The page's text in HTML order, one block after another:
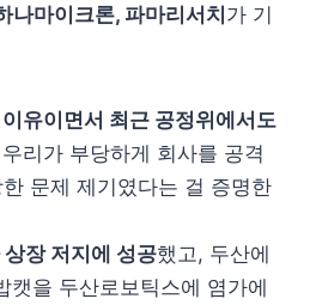
나마이크론, 파마리서치가 기
유이면서 최근 공정위에서도
리가 부당하게 회사를 공격
문제 제기였다는 걸 증명한
장 저지에 성공했고, 두산에
캣을 두산로보틱스에 염가에